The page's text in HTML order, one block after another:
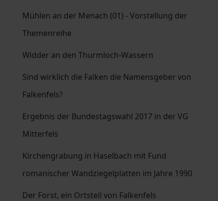
Mühlen an der Menach (01) - Vorstellung der
Themenreihe
Widder an den Thurmloch-Wassern
Sind wirklich die Falken die Namensgeber von
Falkenfels?
Ergebnis der Bundestagswahl 2017 in der VG
Mitterfels
Kirchengrabung in Haselbach mit Fund
romanischer Wandziegelplatten im Jahre 1990
Der Forst, ein Ortsteil von Falkenfels